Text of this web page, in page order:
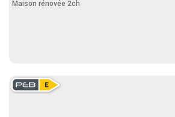
Maison rénovée 2ch